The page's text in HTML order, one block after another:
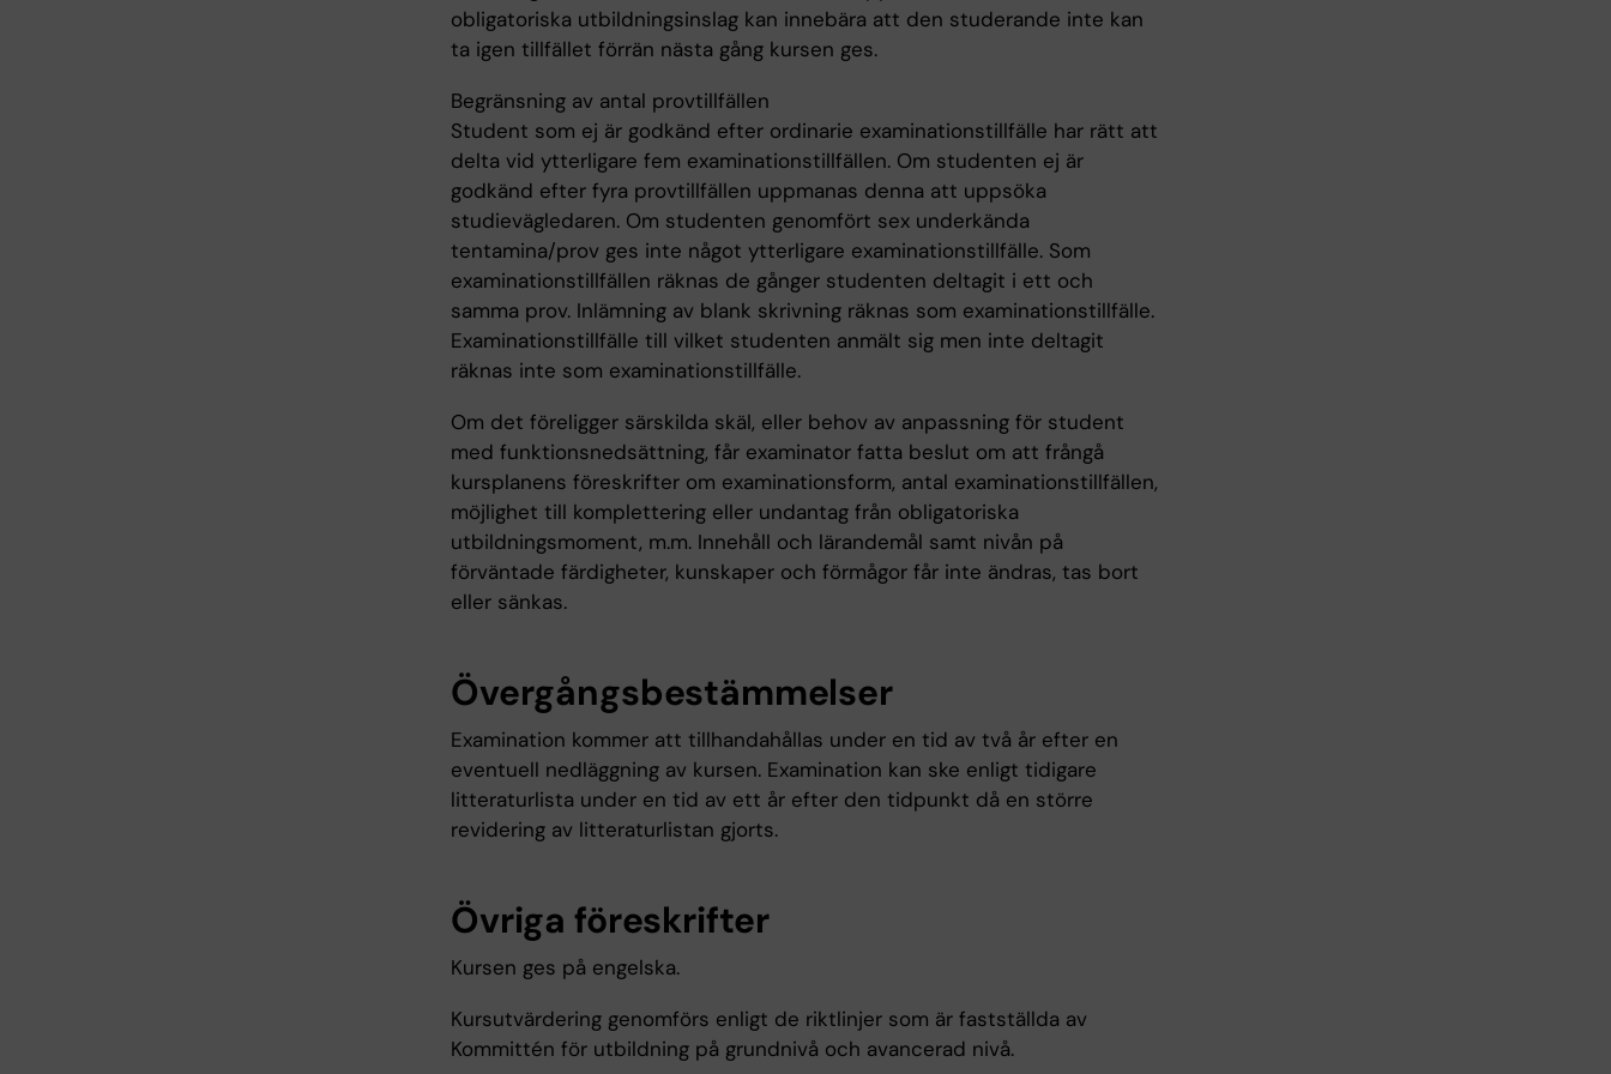
obligatoriska utbildningsinslag kan innebära att den studerande inte kan
ta igen tillfället förrän nästa gång kursen ges.
Begränsning av antal provtillfällen
Student som ej är godkänd efter ordinarie examinationstillfälle har rätt att
delta vid ytterligare fem examinationstillfällen. Om studenten ej är
godkänd efter fyra provtillfällen uppmanas denna att uppsöka
studievägledaren. Om studenten genomfört sex underkända
tentamina/prov ges inte något ytterligare examinationstillfälle. Som
examinationstillfällen räknas de gånger studenten deltagit i ett och
samma prov. Inlämning av blank skrivning räknas som examinationstillfälle.
Examinationstillfälle till vilket studenten anmält sig men inte deltagit
räknas inte som examinationstillfälle.
Om det föreligger särskilda skäl, eller behov av anpassning för student
med funktionsnedsättning, får examinator fatta beslut om att frångå
kursplanens föreskrifter om examinationsform, antal examinationstillfällen,
möjlighet till komplettering eller undantag från obligatoriska
utbildningsmoment, m.m. Innehåll och lärandemål samt nivån på
förväntade färdigheter, kunskaper och förmågor får inte ändras, tas bort
eller sänkas.
Övergångsbestämmelser
Examination kommer att tillhandahållas under en tid av två år efter en
eventuell nedläggning av kursen. Examination kan ske enligt tidigare
litteraturlista under en tid av ett år efter den tidpunkt då en större
revidering av litteraturlistan gjorts.
Övriga föreskrifter
Kursen ges på engelska.
Kursutvärdering genomförs enligt de riktlinjer som är fastställda av
Kommittén för utbildning på grundnivå och avancerad nivå.